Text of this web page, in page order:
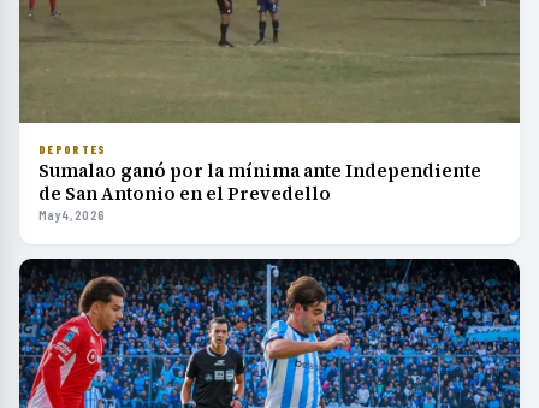
DEPORTES
Sumalao ganó por la mínima ante Independiente
de San Antonio en el Prevedello
May 4, 2026